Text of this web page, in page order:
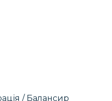
/ Балансир